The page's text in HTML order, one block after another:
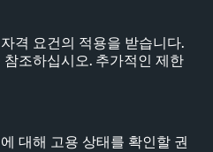
격 요건의 적용을 받습니다.
조하십시오. 추가적인 제한
대해 고용 상태를 확인할 권